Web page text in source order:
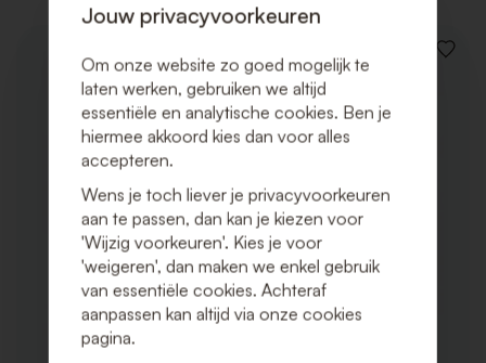
VOEG
Jouw privacyvoorkeuren
Om onze website zo goed mogelijk te
laten werken, gebruiken we altijd
essentiële en analytische cookies. Ben je
hiermee akkoord kies dan voor alles
accepteren.
Wens je toch liever je privacyvoorkeuren
aan te passen, dan kan je kiezen voor
'Wijzig voorkeuren'. Kies je voor
'weigeren', dan maken we enkel gebruik
van essentiële cookies. Achteraf
aanpassen kan altijd via onze cookies
pagina.